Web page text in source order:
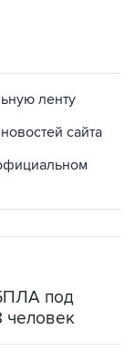
ленту
сайта
под
человек